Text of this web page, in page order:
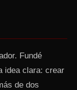
Fundé
idea clara: crear
de dos